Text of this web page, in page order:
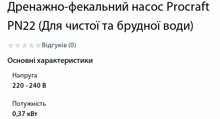
Дренажно-фекальний насос Procraft
PN22 (Для чистої та брудної води)
Відгуків (0)
Основні характеристики
Напруга
220 - 240 В
Потужність
0,37 кВт